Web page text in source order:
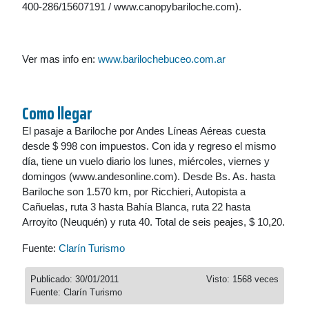
400-286/15607191 / www.canopybariloche.com).
Ver mas info en: www.barilochebuceo.com.ar
Como llegar
El pasaje a Bariloche por Andes Líneas Aéreas cuesta
desde $ 998 con impuestos. Con ida y regreso el mismo
día, tiene un vuelo diario los lunes, miércoles, viernes y
domingos (www.andesonline.com). Desde Bs. As. hasta
Bariloche son 1.570 km, por Ricchieri, Autopista a
Cañuelas, ruta 3 hasta Bahía Blanca, ruta 22 hasta
Arroyito (Neuquén) y ruta 40. Total de seis peajes, $ 10,20.
Fuente: Clarín Turismo
Visto: 1568 veces
Publicado: 30/01/2011
Fuente: Clarín Turismo